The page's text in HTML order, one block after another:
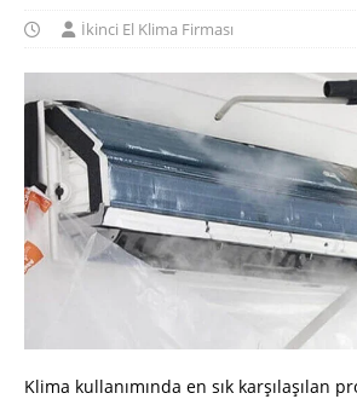
İkinci El Klima Firması
Klima kullanımında en sık karşılaşılan